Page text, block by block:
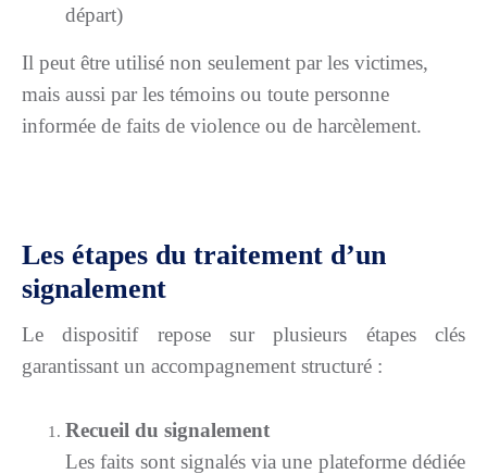
départ)
Il peut être utilisé non seulement par les victimes,
mais aussi par les témoins ou toute personne
informée de faits de violence ou de harcèlement.
Les étapes du traitement d’un
signalement
Le dispositif repose sur plusieurs étapes clés
garantissant un accompagnement structuré :
Recueil du signalement
Les faits sont signalés via une plateforme dédiée